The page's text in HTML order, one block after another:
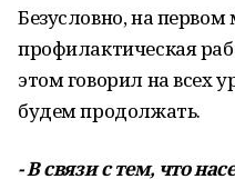
Безусловно, на
профилактическая
этом говорил на всех
будем продолжать.
- В связи с тем, что